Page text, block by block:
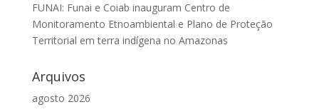
FUNAI: Funai e Coiab inauguram Centro de
Monitoramento Etnoambiental e Plano de Proteção
Territorial em terra indígena no Amazonas
Arquivos
agosto 2026